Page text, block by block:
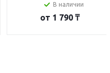
В наличии
от 1 790 ₸